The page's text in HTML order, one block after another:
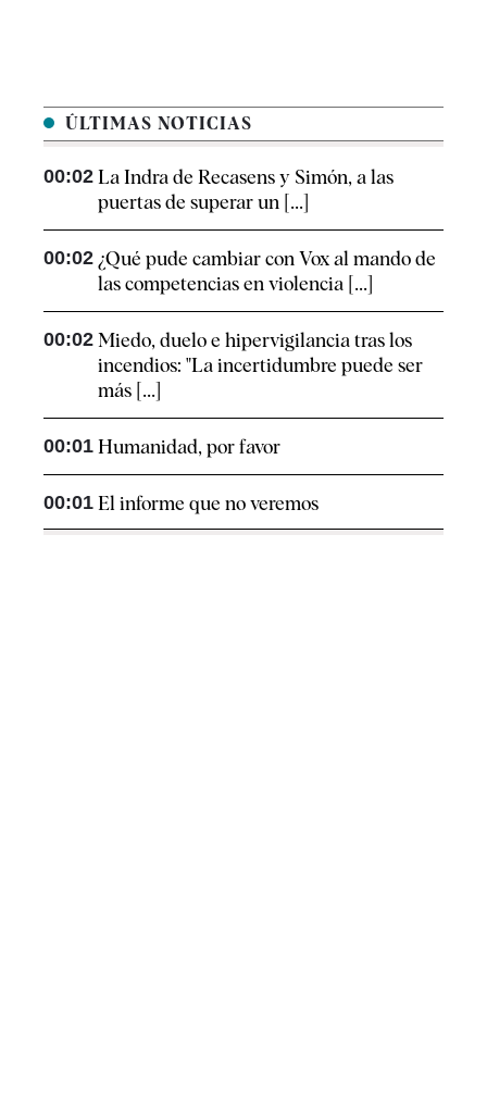
ÚLTIMAS NOTICIAS
00:02 La Indra de Recasens y Simón, a las
puertas de superar un [...]
00:02 ¿Qué pude cambiar con Vox al mando de
las competencias en violencia [...]
00:02 Miedo, duelo e hipervigilancia tras los
incendios: "La incertidumbre puede ser
más [...]
00:01 Humanidad, por favor
00:01 El informe que no veremos